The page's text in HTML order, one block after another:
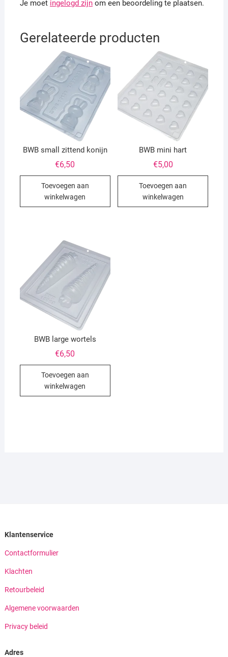
Je moet ingelogd zijnom een beoordeling te plaatsen.
Gerelateerde producten
BWB small zittend konijn
€6,50
Toevoegen aan
winkelwagen
BWB mini hart
€5,00
Toevoegen aan
winkelwagen
BWB large wortels
€6,50
Toevoegen aan
winkelwagen
Klantenservice
Contactformulier
Klachten
Retourbeleid
Algemene voorwaarden
Privacy beleid
Adres